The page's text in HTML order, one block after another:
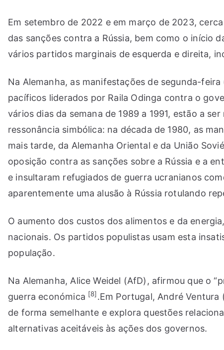
Em setembro de 2022 e em março de 2023,
das sanções contra a Rússia, bem como o início
vários partidos marginais de esquerda e direita,
Na Alemanha, as manifestações de segunda-
pacíficos liderados por Raila Odinga contra o
vários dias da semana de 1989 a 1991, estão a
ressonância simbólica: na década de 1980, as
mais tarde, da Alemanha Oriental e da União
oposição contra as sanções sobre a Rússia e a
e insultaram refugiados de guerra ucranianos
aparentemente uma alusão à Rússia rotulando
O aumento dos custos dos alimentos e da
nacionais. Os partidos populistas usam esta
população.
Na Alemanha, Alice Weidel (AfD), afirmou que o
guerra económica [8].Em Portugal, André
de forma semelhante e explora questões
alternativas aceitáveis às ações dos governos.